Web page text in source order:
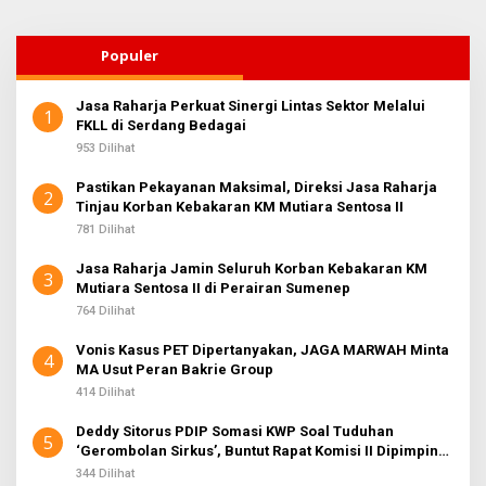
Populer
1
Jasa Raharja Perkuat Sinergi Lintas Sektor Melalui
FKLL di Serdang Bedagai
953 Dilihat
2
Pastikan Pekayanan Maksimal, Direksi Jasa Raharja
Tinjau Korban Kebakaran KM Mutiara Sentosa II
781 Dilihat
3
Jasa Raharja Jamin Seluruh Korban Kebakaran KM
Mutiara Sentosa II di Perairan Sumenep
764 Dilihat
4
Vonis Kasus PET Dipertanyakan, JAGA MARWAH Minta
MA Usut Peran Bakrie Group
414 Dilihat
5
Deddy Sitorus PDIP Somasi KWP Soal Tuduhan
‘Gerombolan Sirkus’, Buntut Rapat Komisi II Dipimpin
Sufmi Dasco Ahmad
344 Dilihat